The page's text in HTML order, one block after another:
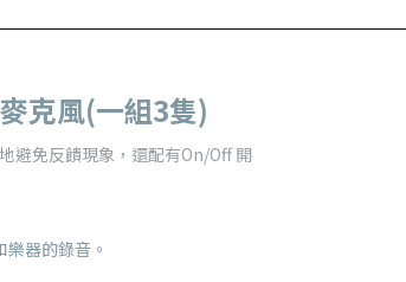
克風(一組3隻)
避免反饋現象，還配有On/Off 開
器的錄音。